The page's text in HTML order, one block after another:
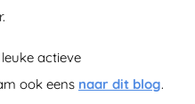
actieve
ook eens naar dit blog.